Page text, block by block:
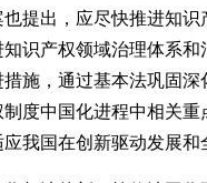
出，应尽快推进知识
识产权领域治理体系
施，通过基本法巩固
度中国化进程中相关
我国在创新驱动发展和